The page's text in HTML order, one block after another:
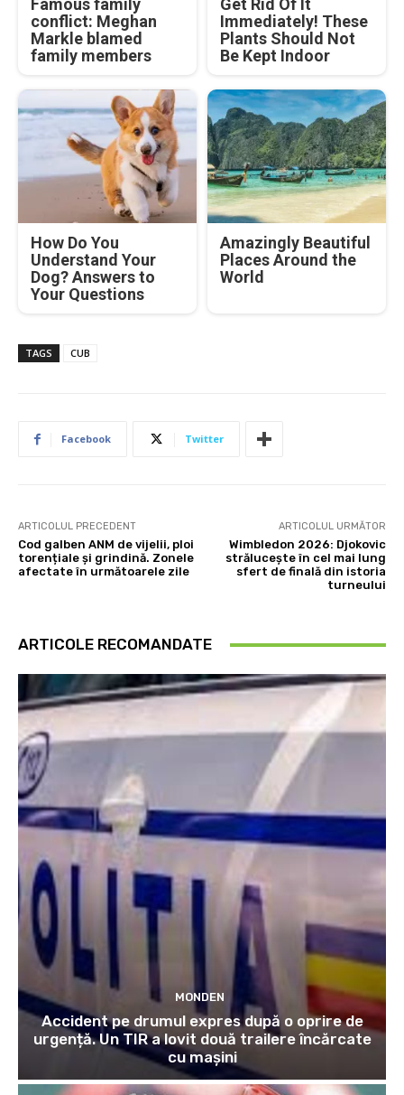
Famous family
conflict: Meghan
Markle blamed
family members
Get Rid Of It
Immediately! These
Plants Should Not
Be Kept Indoor
How Do You
Understand Your
Dog? Answers to
Your Questions
Amazingly Beautiful
Places Around the
World
TAGS CUB
Facebook Twitter
ARTICOLUL PRECEDENT
Cod galben ANM de vijelii, ploi
torențiale și grindină. Zonele
afectate în următoarele zile
ARTICOLUL URMĂTOR
Wimbledon 2026: Djokovic
strălucește în cel mai lung
sfert de finală din istoria
turneului
ARTICOLE RECOMANDATE
MONDEN
Accident pe drumul expres după o oprire de
urgență. Un TIR a lovit două trailere încărcate
cu mașini